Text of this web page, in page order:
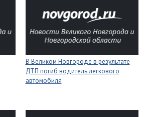
В Великом Новгороде в результате
ДТП погиб водитель легкового
автомобиля